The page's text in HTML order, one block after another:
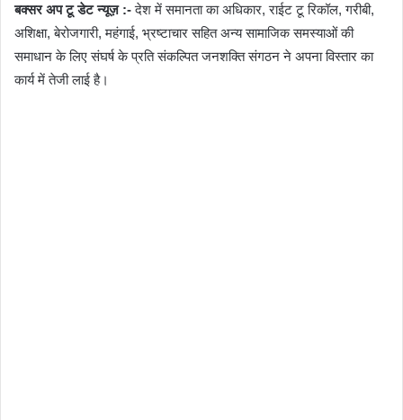
बक्सर अप टू डेट न्यूज़ :-देश में समानता का अधिकार, राईट टू रिकॉल, गरीबी,
अशिक्षा, बेरोजगारी, महंगाई, भ्रष्टाचार सहित अन्य सामाजिक समस्याओं की
समाधान के लिए संघर्ष के प्रति संकल्पित जनशक्ति संगठन ने अपना विस्तार का
कार्य में तेजी लाई है।